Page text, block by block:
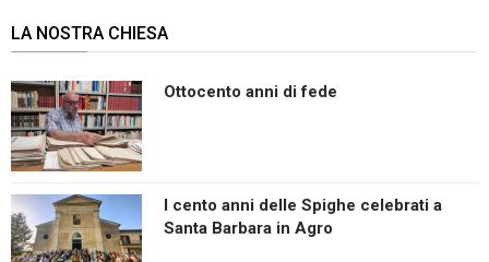
LA NOSTRA CHIESA
Ottocento anni di fede
I cento anni delle Spighe celebrati a
Santa Barbara in Agro